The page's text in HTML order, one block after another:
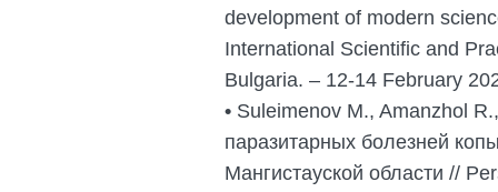
development of modern
International Scientific and
Bulgaria. – 12-14 February
• Suleimenov M., Amanzhol
паразитарных болезней
Мангистауской области //